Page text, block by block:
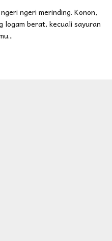
ngeri merinding. Konon,
logam berat, kecuali sayuran